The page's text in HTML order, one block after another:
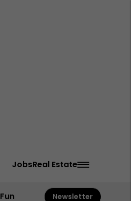
JobsReal Estate
Fun Newsletter